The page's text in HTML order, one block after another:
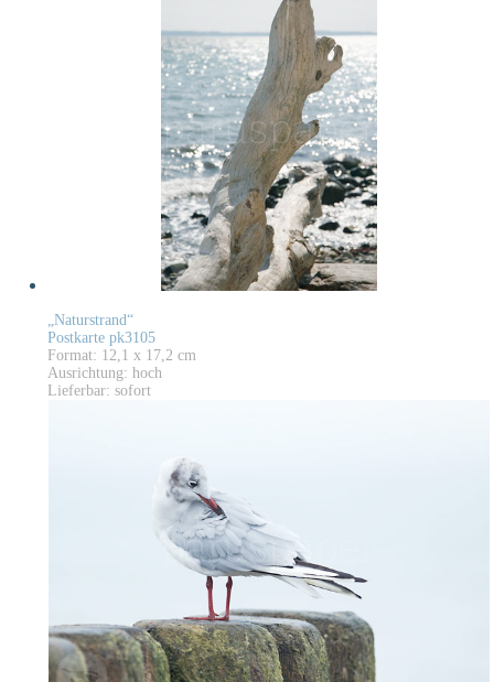
„Naturstrand“
Postkarte pk3105
Format: 12,1 x 17,2 cm
Ausrichtung: hoch
Lieferbar: sofort